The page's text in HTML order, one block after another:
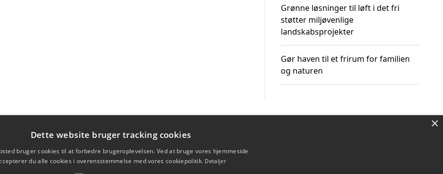
Grønne løsninger til løft i det fri
støtter miljøvenlige
landskabsprojekter
Gør haven til et frirum for familien
og naturen
×
Dette website bruger tracking cookies
bruger cookies til at forbedre brugeroplevelsen. Ved at bruge vores hjemmeside
du alle cookies i overensstemmelse med vores cookiepolitik. Detaljer